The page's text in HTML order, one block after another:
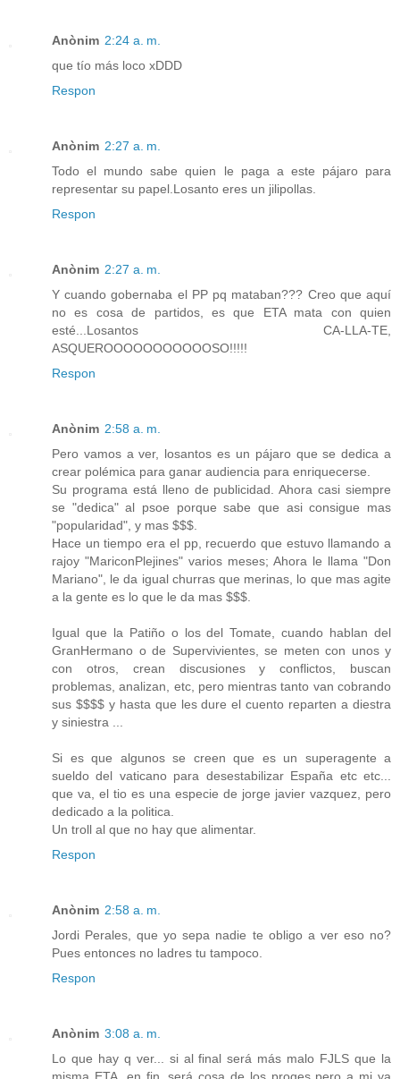
Anònim 2:24 a. m.
que tío más loco xDDD
Respon
Anònim 2:27 a. m.
Todo el mundo sabe quien le paga a este pájaro para
representar su papel.Losanto eres un jilipollas.
Respon
Anònim 2:27 a. m.
Y cuando gobernaba el PP pq mataban??? Creo que aquí
no es cosa de partidos, es que ETA mata con quien
esté...Losantos CA-LLA-TE,
ASQUEROOOOOOOOOOOSO!!!!!
Respon
Anònim 2:58 a. m.
Pero vamos a ver, losantos es un pájaro que se dedica a
crear polémica para ganar audiencia para enriquecerse.
Su programa está lleno de publicidad. Ahora casi siempre
se "dedica" al psoe porque sabe que asi consigue mas
"popularidad", y mas $$$.
Hace un tiempo era el pp, recuerdo que estuvo llamando a
rajoy "MariconPlejines" varios meses; Ahora le llama "Don
Mariano", le da igual churras que merinas, lo que mas agite
a la gente es lo que le da mas $$$.
Igual que la Patiño o los del Tomate, cuando hablan del
GranHermano o de Supervivientes, se meten con unos y
con otros, crean discusiones y conflictos, buscan
problemas, analizan, etc, pero mientras tanto van cobrando
sus $$$$ y hasta que les dure el cuento reparten a diestra
y siniestra ...
Si es que algunos se creen que es un superagente a
sueldo del vaticano para desestabilizar España etc etc...
que va, el tio es una especie de jorge javier vazquez, pero
dedicado a la politica.
Un troll al que no hay que alimentar.
Respon
Anònim 2:58 a. m.
Jordi Perales, que yo sepa nadie te obligo a ver eso no?
Pues entonces no ladres tu tampoco.
Respon
Anònim 3:08 a. m.
Lo que hay q ver... si al final será más malo FJLS que la
misma ETA, en fin, será cosa de los proges pero a mi ya